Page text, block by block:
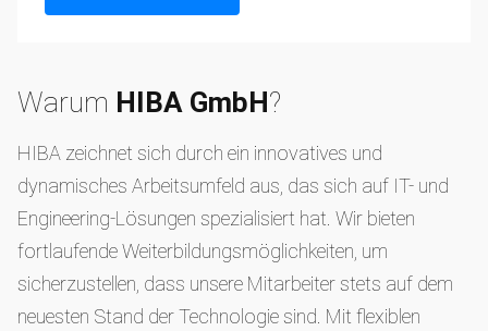
Warum HIBA GmbH?
HIBA zeichnet sich durch ein innovatives und
dynamisches Arbeitsumfeld aus, das sich auf IT- und
Engineering-Lösungen spezialisiert hat. Wir bieten
fortlaufende Weiterbildungsmöglichkeiten, um
sicherzustellen, dass unsere Mitarbeiter stets auf dem
neuesten Stand der Technologie sind. Mit flexiblen